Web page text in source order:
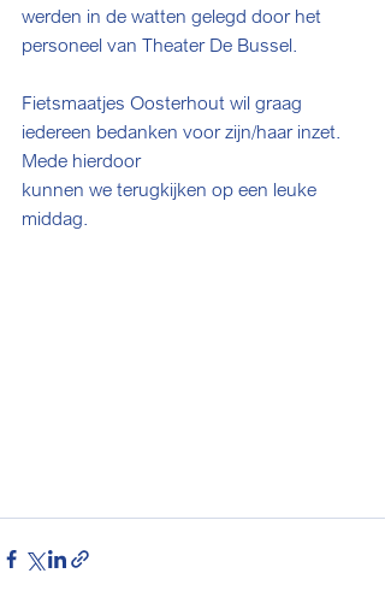
werden in de watten gelegd door het
personeel van Theater De Bussel.
Fietsmaatjes Oosterhout wil graag
iedereen bedanken voor zijn/haar inzet.
Mede hierdoor
kunnen we terugkijken op een leuke
middag.